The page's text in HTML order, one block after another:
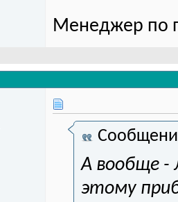
Менеджер по
А вообще -
этому